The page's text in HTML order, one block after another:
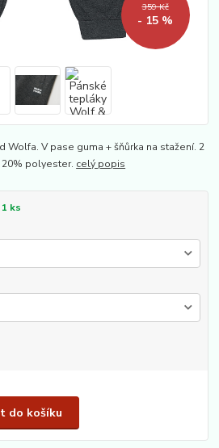
359 Kč
- 15 %
Wolfa. V pase guma + šňůrka na stažení. 2
20% polyester. celý popis
ks
do košíku